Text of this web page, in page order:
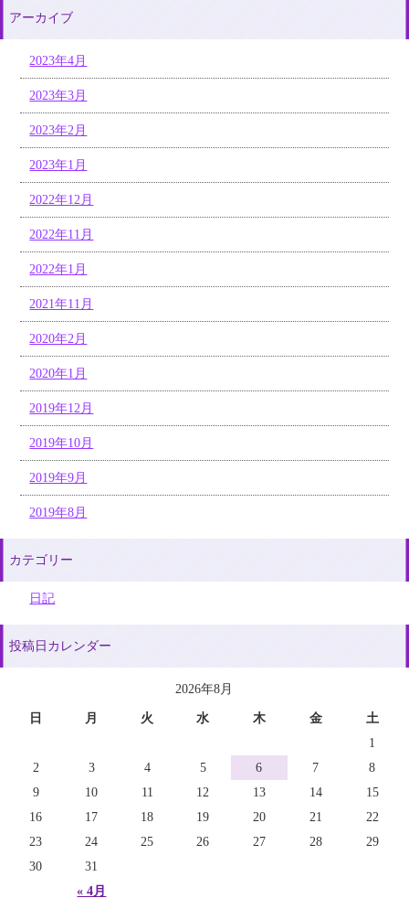
アーカイブ
2023年4月
2023年3月
2023年2月
2023年1月
2022年12月
2022年11月
2022年1月
2021年11月
2020年2月
2020年1月
2019年12月
2019年10月
2019年9月
2019年8月
カテゴリー
日記
投稿日カレンダー
2026年8月
日 月 火 水 木 金 土
« 4月
1
2
3 4 5 6 7
8
9
10 11 12 13 14
15
16
17 18 19 20 21
22
23
24 25 26 27 28
29
30
31